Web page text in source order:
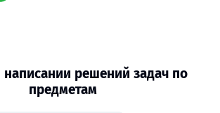
решений задач по
предметам